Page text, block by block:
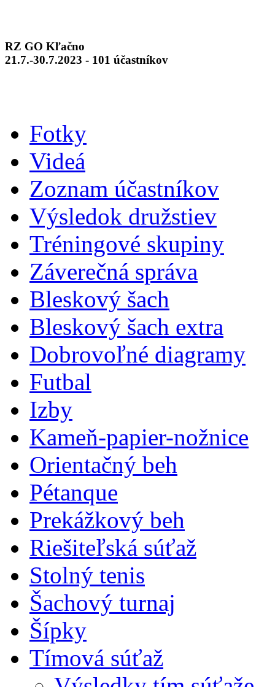
RZ GO Kľačno
21.7.-30.7.2023 - 101 účastníkov
Fotky
Videá
Zoznam účastníkov
Výsledok družstiev
Tréningové skupiny
Záverečná správa
Bleskový šach
Bleskový šach extra
Dobrovoľné diagramy
Futbal
Izby
Kameň-papier-nožnice
Orientačný beh
Pétanque
Prekážkový beh
Riešiteľská súťaž
Stolný tenis
Šachový turnaj
Šípky
Tímová súťaž